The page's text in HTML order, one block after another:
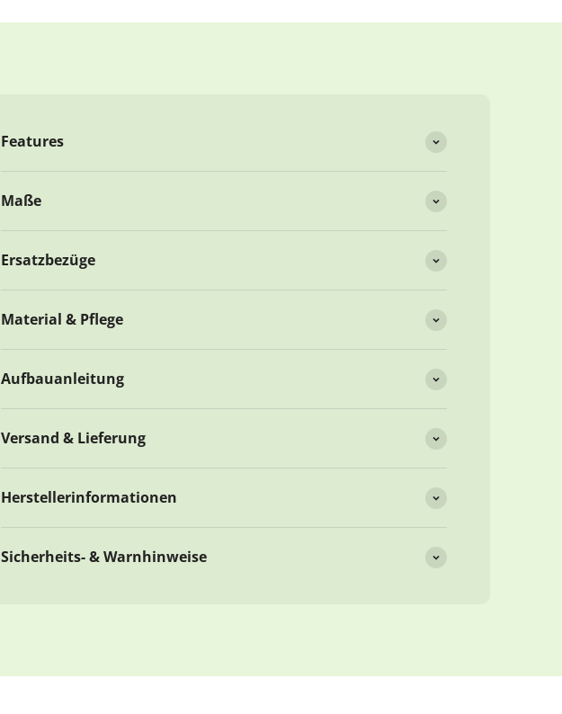
Features
Maße
Ersatzbezüge
Material & Pflege
Aufbauanleitung
Versand & Lieferung
Herstellerinformationen
Sicherheits- & Warnhinweise